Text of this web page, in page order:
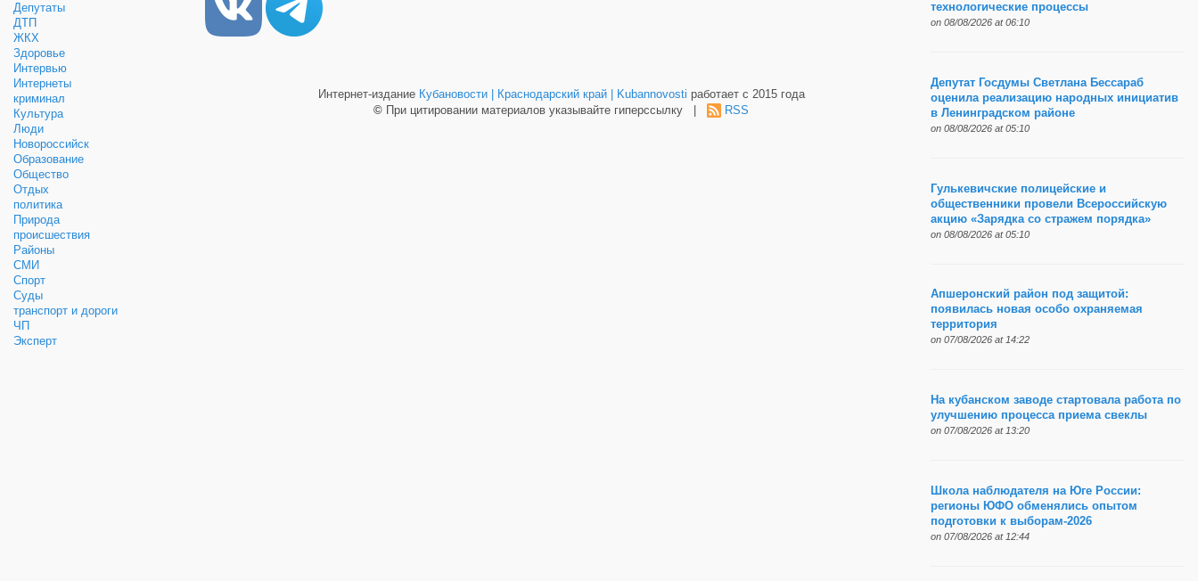
Депутаты
ДТП
ЖКХ
Здоровье
Интервью
Интернеты
криминал
Культура
Люди
Новороссийск
Образование
Общество
Отдых
политика
Природа
происшествия
Районы
СМИ
Спорт
Суды
транспорт и дороги
ЧП
Эксперт
технологические процессы
on 08/08/2026 at 06:10
Депутат Госдумы Светлана Бессараб
оценила реализацию народных инициатив
в Ленинградском районе
on 08/08/2026 at 05:10
Гулькевичские полицейские и
общественники провели Всероссийскую
акцию «Зарядка со стражем порядка»
on 08/08/2026 at 05:10
Апшеронский район под защитой:
появилась новая особо охраняемая
территория
on 07/08/2026 at 14:22
На кубанском заводе стартовала работа по
улучшению процесса приема свеклы
on 07/08/2026 at 13:20
Школа наблюдателя на Юге России:
регионы ЮФО обменялись опытом
подготовки к выборам-2026
on 07/08/2026 at 12:44
Интернет-издание Кубановости | Краснодарский край | Kubannovosti работает с 2015 года
© При цитировании материалов указывайте гиперссылку | RSS